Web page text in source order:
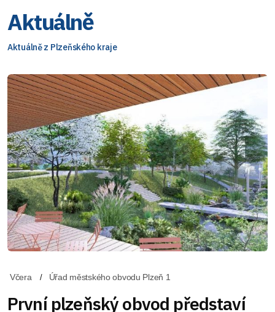
Aktuálně
Aktuálně z Plzeňského kraje
Včera Úřad městského obvodu Plzeň 1
První plzeňský obvod představí